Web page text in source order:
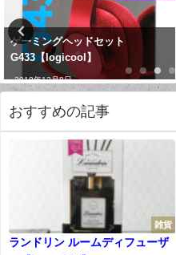
ゲーミングヘッドセット
G433【logicool】
2018年12月8日
おすすめの記事
雑貨
ランドリン ルームディフューザ